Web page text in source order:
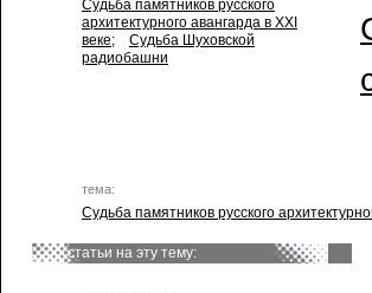
Судьба памятников русского
архитектурного авангарда в XXI
веке; Судьба Шуховской
радиобашни
тема:
Судьба памятников русского
статьи на эту тему: